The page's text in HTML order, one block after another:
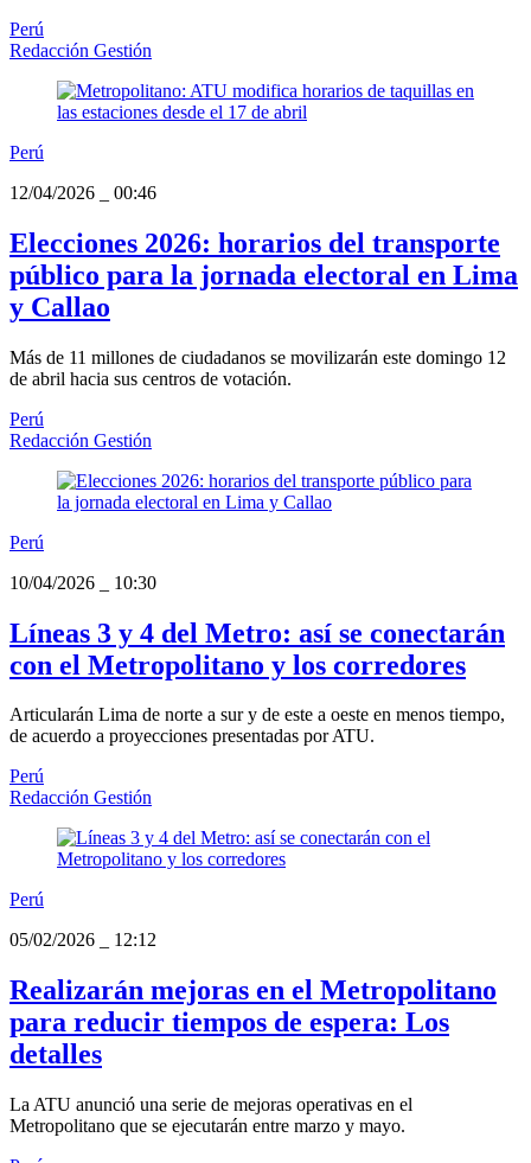
Perú
Redacción Gestión
Perú
12/04/2026
00:46
Elecciones 2026: horarios del transporte
público para la jornada electoral en Lima
y Callao
Más de 11 millones de ciudadanos se movilizarán este domingo 12
de abril hacia sus centros de votación.
Perú
Redacción Gestión
Perú
10/04/2026
10:30
Líneas 3 y 4 del Metro: así se conectarán
con el Metropolitano y los corredores
Articularán Lima de norte a sur y de este a oeste en menos tiempo,
de acuerdo a proyecciones presentadas por ATU.
Perú
Redacción Gestión
Perú
05/02/2026
12:12
Realizarán mejoras en el Metropolitano
para reducir tiempos de espera: Los
detalles
La ATU anunció una serie de mejoras operativas en el
Metropolitano que se ejecutarán entre marzo y mayo.